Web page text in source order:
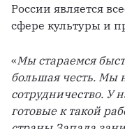
России является
сфере культуры и
«Мы стараемся
большая честь. Мы
сотрудничество. У
готовые к такой